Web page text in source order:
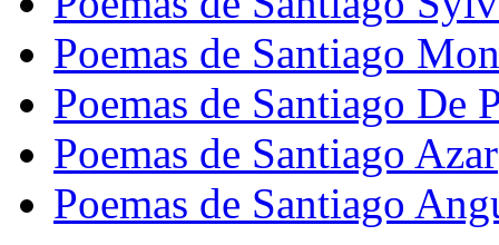
Poemas de Santiago
Poemas de Santiago De
Poemas de Santiago Azar
Poemas de Santiago